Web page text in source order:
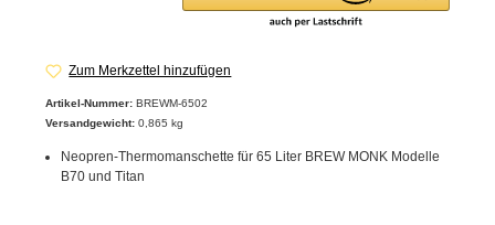
Zum Merkzettel hinzufügen
Artikel-Nummer: BREWM-6502
Versandgewicht: 0,865 kg
Neopren-Thermomanschette für 65 Liter BREW MONK Modelle
B70 und Titan